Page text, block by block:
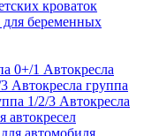
кроваток
беременных
0+/1 Автокресла
Автокресла группа
1/2/3 Автокресла
автокресел
автомобиля